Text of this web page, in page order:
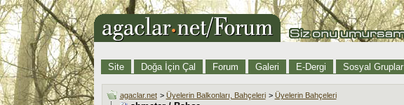
Site Doğa İçin Çal Forum Galeri E-Dergi Sosyal Gruplar
agaclar.net > Üyelerin Balkonları, Bahçeleri > Üyelerin Bahçeleri